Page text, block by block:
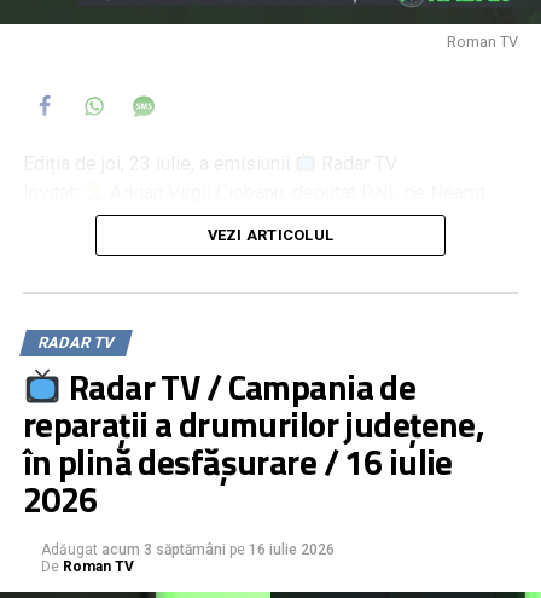
Roman TV
Moderator
Daniel Muraru
PNL, la răscruce. Cine vrea să rupă partidul și de ce
VEZI ARTICOLUL
RADAR TV
Radar TV / Campania de
reparații a drumurilor județene,
în plină desfășurare / 16 iulie
2026
Adăugat acum 3 săptămâni pe 16 iulie 2026
De Roman TV